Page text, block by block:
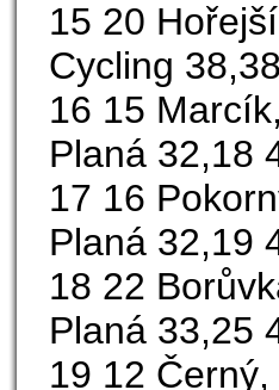
15 20
Cycling
16 15
Planá 32,18
17 16
Planá 32,19
18 22
Planá 33,25
19 12